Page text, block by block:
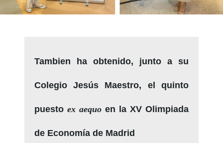
Tambien ha obtenido, junto a su
Colegio Jesús Maestro, el quinto
puestoex aequo en la XV Olimpiada
de Economía de Madrid